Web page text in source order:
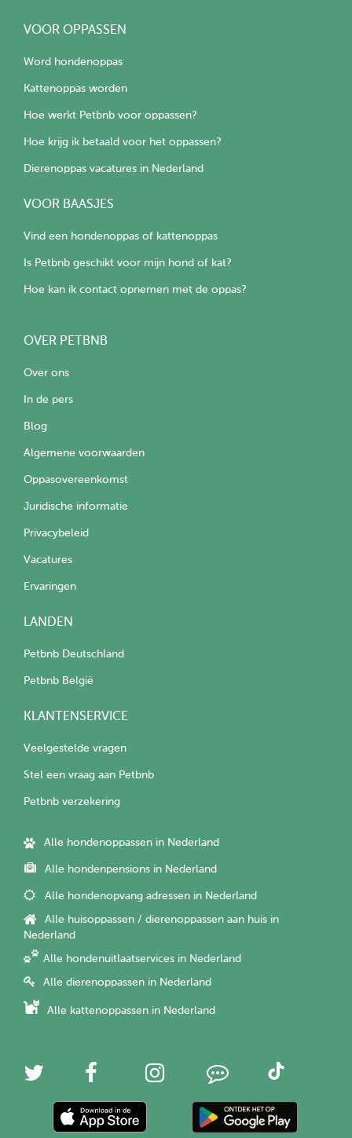
VOOR OPPASSEN
Word hondenoppas
Kattenoppas worden
Hoe werkt Petbnb voor oppassen?
Hoe krijg ik betaald voor het oppassen?
Dierenoppas vacatures in Nederland
VOOR BAASJES
Vind een hondenoppas of kattenoppas
Is Petbnb geschikt voor mijn hond of kat?
Hoe kan ik contact opnemen met de oppas?
OVER PETBNB
Over ons
In de pers
Blog
Algemene voorwaarden
Oppasovereenkomst
Juridische informatie
Privacybeleid
Vacatures
Ervaringen
LANDEN
Petbnb Deutschland
Petbnb België
KLANTENSERVICE
Veelgestelde vragen
Stel een vraag aan Petbnb
Petbnb verzekering
Alle hondenoppassen in Nederland
Alle hondenpensions in Nederland
Alle hondenopvang adressen in Nederland
Alle huisoppassen / dierenoppassen aan huis in
Nederland
Alle hondenuitlaatservices in Nederland
Alle dierenoppassen in Nederland
Alle kattenoppassen in Nederland